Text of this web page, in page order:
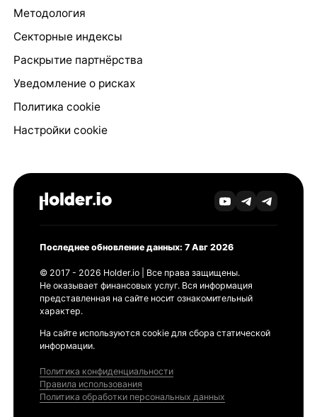
Методология
Секторные индексы
Раскрытие партнёрства
Уведомление о рисках
Политика cookie
Настройки cookie
Последнее обновление данных: 7 Авг 2026
© 2017 - 2026 Holder.io | Все права защищены.
Не оказывает финансовых услуг. Вся информация
представленная на сайте носит ознакомительный
характер.
На сайте используются cookie для сбора статической
информации.
Политика конфиденциальности
Правила использования
Политика обработки персональных данных